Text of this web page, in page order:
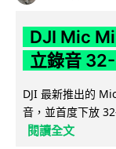
DJI Mic
立錄音
DJI 最新推出的
音，並首度下放
閱讀全文